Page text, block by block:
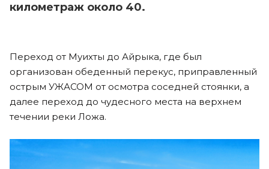
километраж около 40.
Переход от Муихты до Айрыка, где был
организован обеденный перекус, приправленный
острым УЖАСОМ от осмотра соседней стоянки, а
далее переход до чудесного места на верхнем
течении реки Ложа.